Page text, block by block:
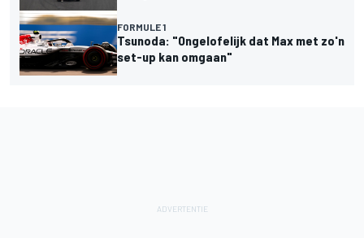
FORMULE 1
Tsunoda: "Ongelofelijk dat Max met zo'n
set-up kan omgaan"